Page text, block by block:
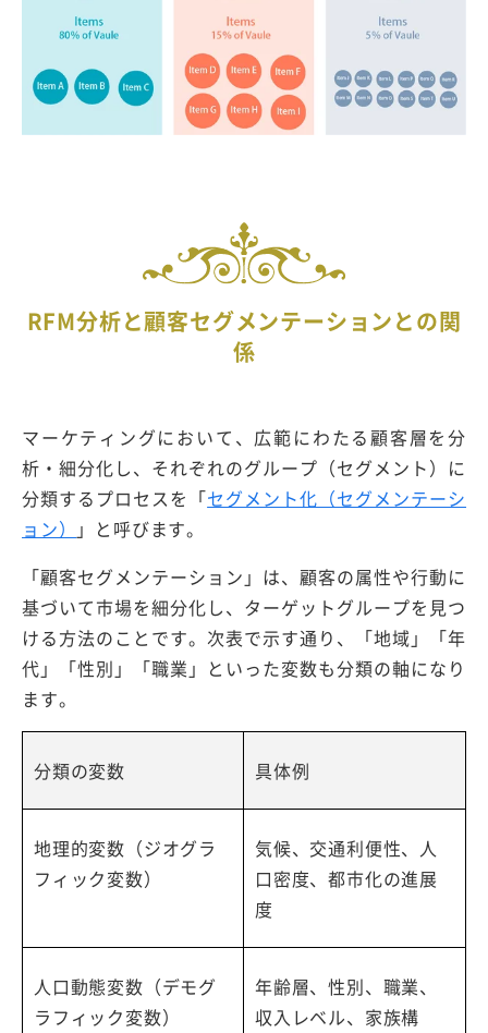
RFM分析と顧客セグメンテーションとの関
係
マーケティングにおいて、広範にわたる顧客層を分
析・細分化し、それぞれのグループ（セグメント）に
分類するプロセスを「セグメント化（セグメンテーシ
ョン）
」と呼びます。
「顧客セグメンテーション」は、顧客の属性や行動に
基づいて市場を細分化し、ターゲットグループを見つ
ける方法のことです。次表で示す通り、「地域」「年
代」「性別」「職業」といった変数も分類の軸になり
ます。
分類の変数 具体例
地理的変数（ジオグラ
フィック変数）
気候、交通利便性、人
口密度、都市化の進展
度
人口動態変数（デモグ
ラフィック変数）
年齢層、性別、職業、
収入レベル、家族構